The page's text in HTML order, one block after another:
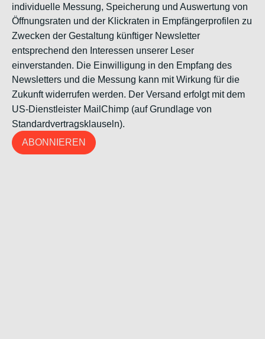
individuelle Messung, Speicherung und Auswertung von
Öffnungsraten und der Klickraten in Empfängerprofilen zu
Zwecken der Gestaltung künftiger Newsletter
entsprechend den Interessen unserer Leser
einverstanden. Die Einwilligung in den Empfang des
Newsletters und die Messung kann mit Wirkung für die
Zukunft widerrufen werden. Der Versand erfolgt mit dem
US-Dienstleister MailChimp (auf Grundlage von
Standardvertragsklauseln).
ABONNIEREN